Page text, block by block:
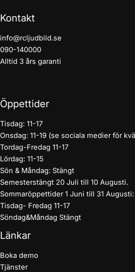
Kontakt
info@rcljudbild.se
090-140000
Alltid 3 års garanti
Öppettider
Tisdag: 11-17
Onsdag: 11-19 (se sociala medier för
Tordag-Fredag 11-17
Lördag: 11-15
Sön & Måndag: Stängt
Semesterstängt 20 Juli till 10 Augusti.
Sommaröppettider 1 Juni till 31 Augusti:
Tisdag- Fredag 11-17
Söndag&Måndag Stängt
Länkar
Boka demo
Tjänster